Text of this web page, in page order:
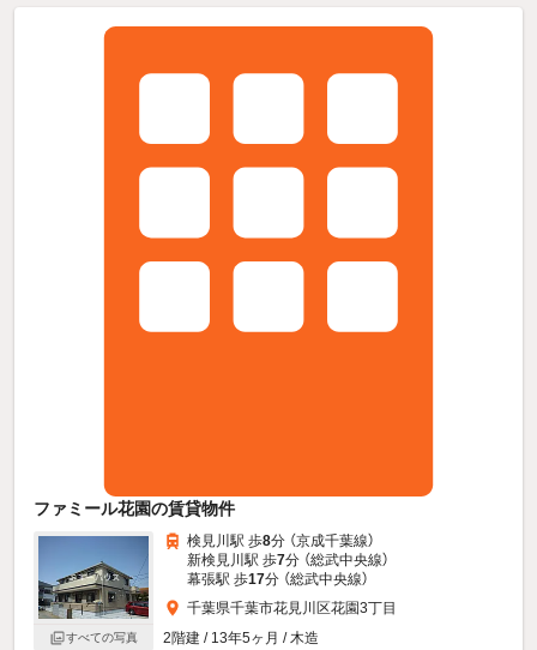
ファミール花園の賃貸物件
すべての写真
検見川駅 歩8分 （京成千葉線）
新検見川駅 歩7分 （総武中央線）
幕張駅 歩17分 （総武中央線）
千葉県千葉市花見川区花園3丁目
2階建 / 13年5ヶ月 / 木造